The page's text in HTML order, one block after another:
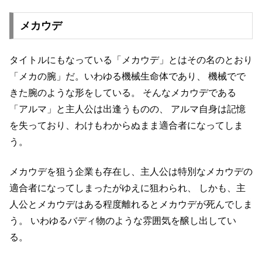
メカウデ
タイトルにもなっている「メカウデ」とはその名のとおり
「メカの腕」だ。いわゆる機械生命体であり、
機械でで
きた腕のような形をしている。
そんなメカウデである
「アルマ」と主人公は出逢うものの、
アルマ自身は記憶
を失っており、わけもわからぬまま適合者になってしま
う。
メカウデを狙う企業も存在し、主人公は特別なメカウデの
適合者になってしまったがゆえに狙わられ、
しかも、主
人公とメカウデはある程度離れるとメカウデが死んでしま
う。
いわゆるバディ物のような雰囲気を醸し出してい
る。